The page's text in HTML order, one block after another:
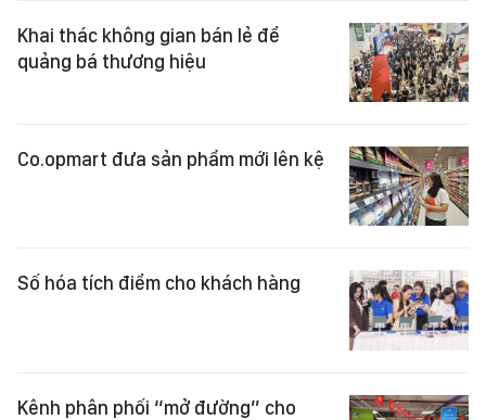
Khai thác không gian bán lẻ để
quảng bá thương hiệu
Co.opmart đưa sản phẩm mới lên kệ
Số hóa tích điểm cho khách hàng
Kênh phân phối “mở đường” cho